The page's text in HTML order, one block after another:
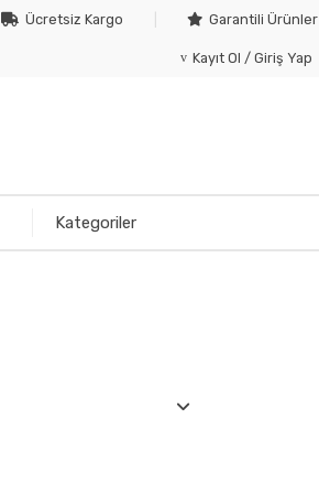
Ücretsiz Kargo Garantili Ürünler
Kayıt Ol / Giriş Yap